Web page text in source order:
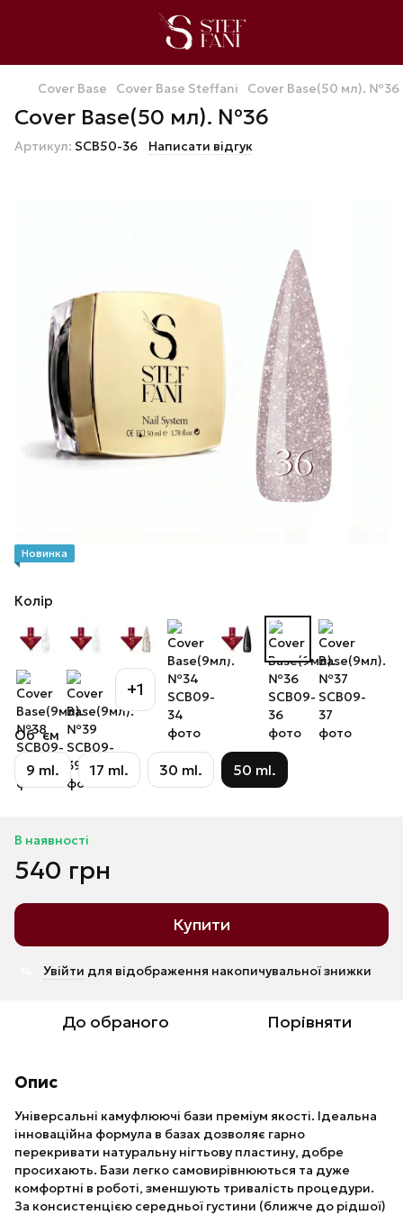
Cover Base Cover Base Steffani Cover Base(50 мл). №36
Cover Base(50 мл). №36
Артикул: SCB50-36 Написати відгук
Новинка
Колір
+1
Об`єм
9 ml. 17 ml. 30 ml. 50 ml.
В наявності
540 грн
Купити
Увійти для відображення накопичувальної знижки
До обраного Порівняти
Опис
Універсальні камуфлюючі бази преміум якості. Ідеальна
інноваційна формула в базах дозволяє гарно
перекривати натуральну нігтьову пластину, добре
просихають. Бази легко самовирівнюються та дуже
комфортні в роботі, зменшують тривалість процедури.
За консистенцією середньої густини (ближче до рідшої)